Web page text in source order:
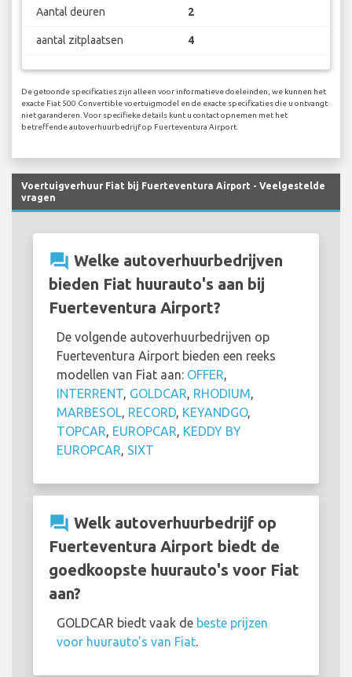
Aantal deuren 2
aantal zitplaatsen 4
De getoonde specificaties zijn alleen voor informatieve doeleinden, we kunnen het
exacte Fiat 500 Convertible voertuigmodel en de exacte specificaties die u ontvangt
niet garanderen. Voor specifieke details kunt u contact opnemen met het
betreffende autoverhuurbedrijf op Fuerteventura Airport.
Voertuigverhuur Fiat bij Fuerteventura Airport - Veelgestelde
vragen
question_answer Welke autoverhuurbedrijven
bieden Fiat huurauto's aan bij
Fuerteventura Airport?
De volgende autoverhuurbedrijven op
Fuerteventura Airport bieden een reeks
modellen van Fiat aan: OFFER
INTERRENT GOLDCAR RHODIUM
MARBESOL
RECORD KEYANDGO,
TOPCAR EUROPCAR KEDDY BY
EUROPCAR SIXT
question_answer Welk autoverhuurbedrijf op
Fuerteventura Airport biedt de
goedkoopste huurauto's voor Fiat
aan?
GOLDCAR biedt vaak de beste prijzen
voor huurauto's van Fiat